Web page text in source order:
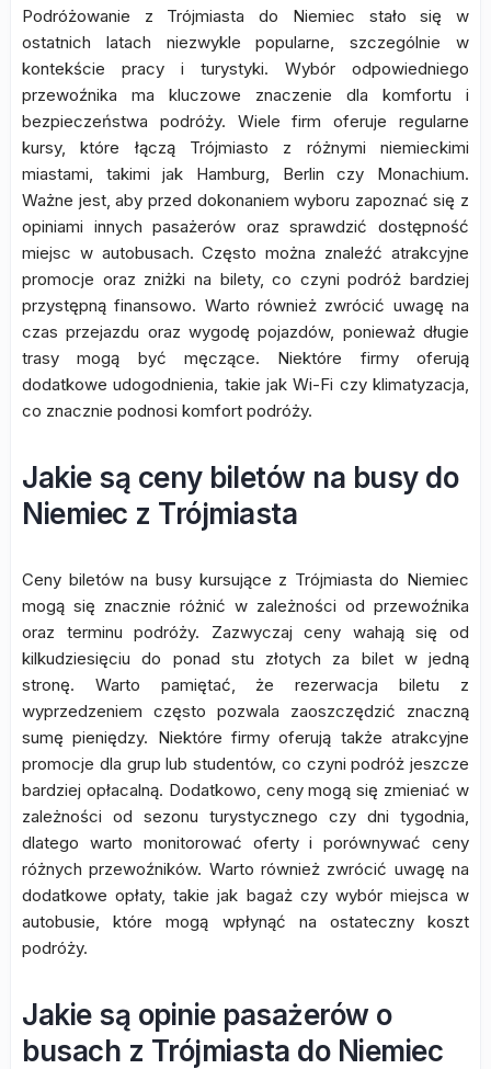
Podróżowanie z Trójmiasta do Niemiec stało się w
ostatnich latach niezwykle popularne, szczególnie w
kontekście pracy i turystyki. Wybór odpowiedniego
przewoźnika ma kluczowe znaczenie dla komfortu i
bezpieczeństwa podróży. Wiele firm oferuje regularne
kursy, które łączą Trójmiasto z różnymi niemieckimi
miastami, takimi jak Hamburg, Berlin czy Monachium.
Ważne jest, aby przed dokonaniem wyboru zapoznać się z
opiniami innych pasażerów oraz sprawdzić dostępność
miejsc w autobusach. Często można znaleźć atrakcyjne
promocje oraz zniżki na bilety, co czyni podróż bardziej
przystępną finansowo. Warto również zwrócić uwagę na
czas przejazdu oraz wygodę pojazdów, ponieważ długie
trasy mogą być męczące. Niektóre firmy oferują
dodatkowe udogodnienia, takie jak Wi-Fi czy klimatyzacja,
co znacznie podnosi komfort podróży.
Jakie są ceny biletów na busy do
Niemiec z Trójmiasta
Ceny biletów na busy kursujące z Trójmiasta do Niemiec
mogą się znacznie różnić w zależności od przewoźnika
oraz terminu podróży. Zazwyczaj ceny wahają się od
kilkudziesięciu do ponad stu złotych za bilet w jedną
stronę. Warto pamiętać, że rezerwacja biletu z
wyprzedzeniem często pozwala zaoszczędzić znaczną
sumę pieniędzy. Niektóre firmy oferują także atrakcyjne
promocje dla grup lub studentów, co czyni podróż jeszcze
bardziej opłacalną. Dodatkowo, ceny mogą się zmieniać w
zależności od sezonu turystycznego czy dni tygodnia,
dlatego warto monitorować oferty i porównywać ceny
różnych przewoźników. Warto również zwrócić uwagę na
dodatkowe opłaty, takie jak bagaż czy wybór miejsca w
autobusie, które mogą wpłynąć na ostateczny koszt
podróży.
Jakie są opinie pasażerów o
busach z Trójmiasta do Niemiec